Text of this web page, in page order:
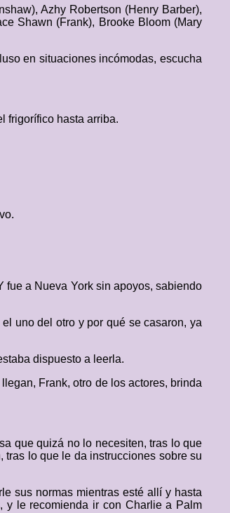
Azhy Robertson (Henry Barber),
Shawn (Frank), Brooke Bloom (Mary
en situaciones incómodas, escucha
frigorífico hasta arriba.
fue a Nueva York sin apoyos, sabiendo
uno del otro y por qué se casaron, ya
dispuesto a leerla.
Frank, otro de los actores, brinda
que quizá no lo necesiten, tras lo que
lo que le da instrucciones sobre su
sus normas mientras esté allí y hasta
y le recomienda ir con Charlie a Palm